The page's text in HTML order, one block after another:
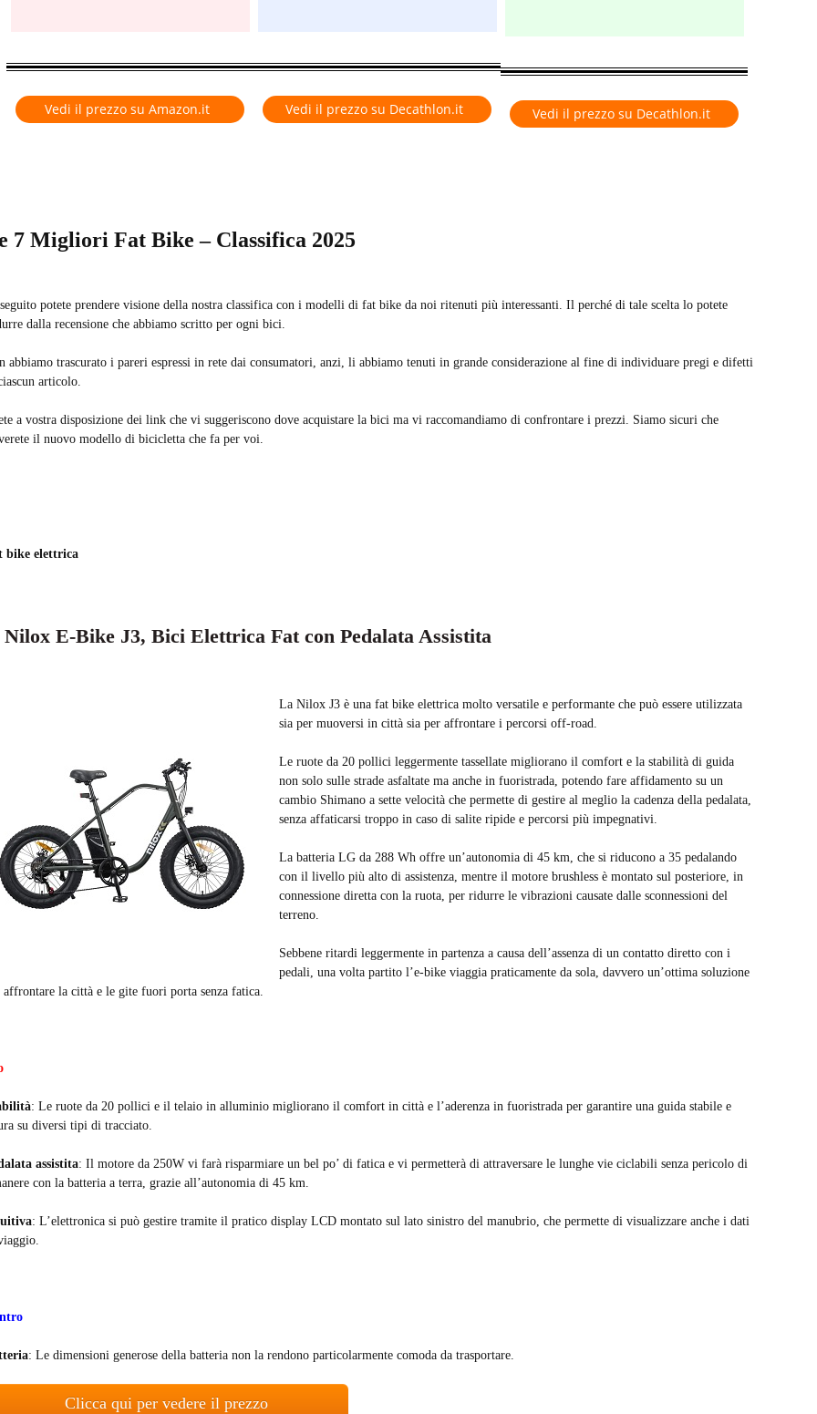
Vedi il prezzo su Amazon.it Vedi il prezzo su Decathlon.it Vedi il prezzo su Decathlon.it
7 Migliori Fat Bike – Classifica 2025
potete prendere visione della nostra classifica con i modelli di fat bike da noi ritenuti più interessanti. Il perché di tale scelta lo potete
dalla recensione che abbiamo scritto per ogni bici.
abbiamo trascurato i pareri espressi in rete dai consumatori, anzi, li abbiamo tenuti in grande considerazione al fine di individuare pregi e difetti
articolo.
a vostra disposizione dei link che vi suggeriscono dove acquistare la bici ma vi raccomandiamo di confrontare i prezzi. Siamo sicuri che
il nuovo modello di bicicletta che fa per voi.
bike elettrica
Nilox E-Bike J3, Bici Elettrica Fat con Pedalata Assistita
La Nilox J3 è una fat bike elettrica molto versatile e performante che può essere utilizzata
sia per muoversi in città sia per affrontare i percorsi off-road.
Le ruote da 20 pollici leggermente tassellate migliorano il comfort e la stabilità di guida
non solo sulle strade asfaltate ma anche in fuoristrada, potendo fare affidamento su un
cambio Shimano a sette velocità che permette di gestire al meglio la cadenza della pedalata,
senza affaticarsi troppo in caso di salite ripide e percorsi più impegnativi.
La batteria LG da 288 Wh offre un’autonomia di 45 km, che si riducono a 35 pedalando
con il livello più alto di assistenza, mentre il motore brushless è montato sul posteriore, in
connessione diretta con la ruota, per ridurre le vibrazioni causate dalle sconnessioni del
terreno.
Sebbene ritardi leggermente in partenza a causa dell’assenza di un contatto diretto con i
pedali, una volta partito l’e-bike viaggia praticamente da sola, davvero un’ottima soluzione
affrontare la città e le gite fuori porta senza fatica.
: Le ruote da 20 pollici e il telaio in alluminio migliorano il comfort in città e l’aderenza in fuoristrada per garantire una guida stabile e
su diversi tipi di tracciato.
assistita: Il motore da 250W vi farà risparmiare un bel po’ di fatica e vi permetterà di attraversare le lunghe vie ciclabili senza pericolo di
con la batteria a terra, grazie all’autonomia di 45 km.
: L’elettronica si può gestire tramite il pratico display LCD montato sul lato sinistro del manubrio, che permette di visualizzare anche i dati
: Le dimensioni generose della batteria non la rendono particolarmente comoda da trasportare.
Clicca qui per vedere il prezzo